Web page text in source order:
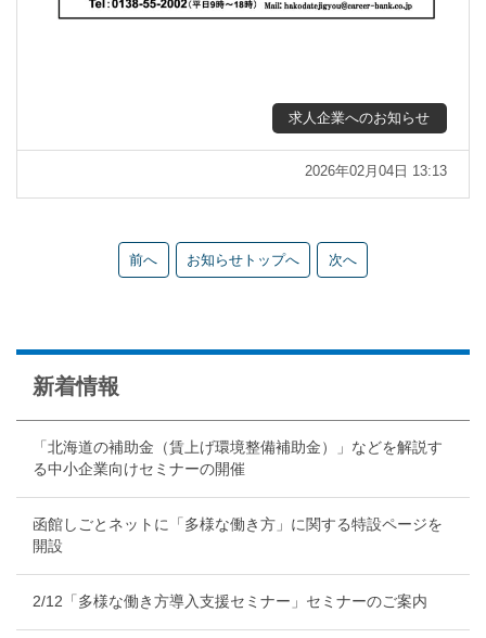
求人企業へのお知らせ
2026年02月04日 13:13
前へ お知らせトップへ 次へ
新着情報
「北海道の補助金（賃上げ環境整備補助金）」などを解説す
る中小企業向けセミナーの開催
函館しごとネットに「多様な働き方」に関する特設ページを
開設
2/12「多様な働き方導入支援セミナー」セミナーのご案内